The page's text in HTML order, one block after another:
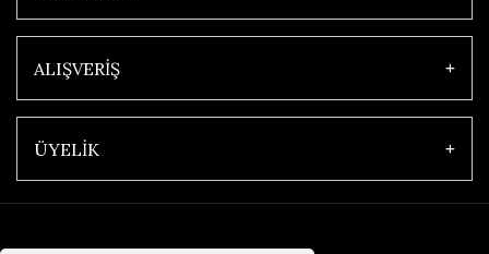
ALIŞVERİŞ
ÜYELİK